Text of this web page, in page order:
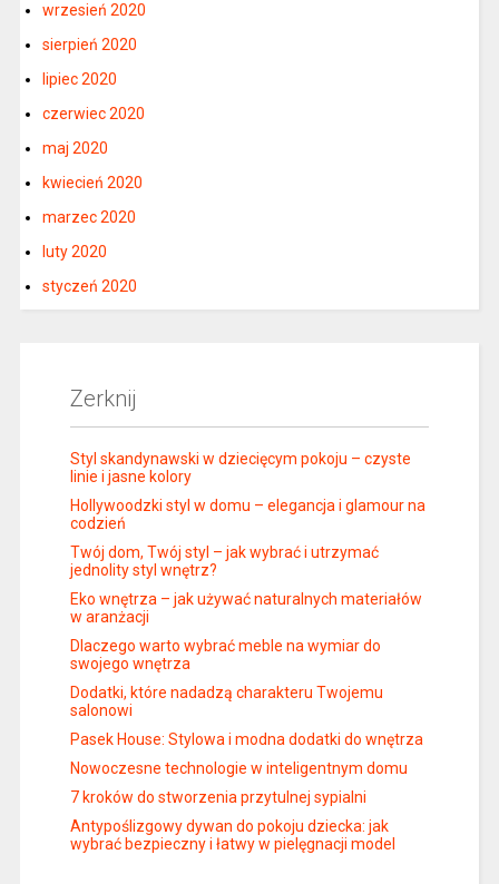
wrzesień 2020
sierpień 2020
lipiec 2020
czerwiec 2020
maj 2020
kwiecień 2020
marzec 2020
luty 2020
styczeń 2020
Zerknij
Styl skandynawski w dziecięcym pokoju – czyste
linie i jasne kolory
Hollywoodzki styl w domu – elegancja i glamour na
codzień
Twój dom, Twój styl – jak wybrać i utrzymać
jednolity styl wnętrz?
Eko wnętrza – jak używać naturalnych materiałów
w aranżacji
Dlaczego warto wybrać meble na wymiar do
swojego wnętrza
Dodatki, które nadadzą charakteru Twojemu
salonowi
Pasek House: Stylowa i modna dodatki do wnętrza
Nowoczesne technologie w inteligentnym domu
7 kroków do stworzenia przytulnej sypialni
Antypoślizgowy dywan do pokoju dziecka: jak
wybrać bezpieczny i łatwy w pielęgnacji model